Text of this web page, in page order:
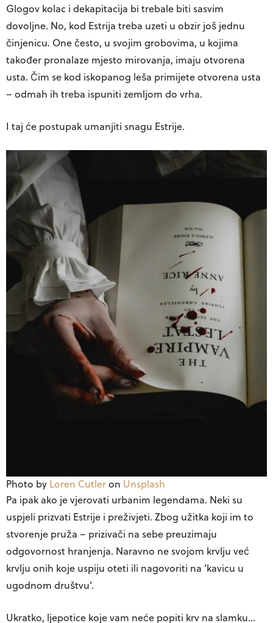
Glogov kolac i dekapitacija bi trebale biti sasvim
dovoljne. No, kod Estrija treba uzeti u obzir još jednu
činjenicu. One često, u svojim grobovima, u kojima
također pronalaze mjesto mirovanja, imaju otvorena
usta. Čim se kod iskopanog leša primijete otvorena usta
– odmah ih treba ispuniti zemljom do vrha.
I taj će postupak umanjiti snagu Estrije.
Photo by Loren Cutleron Unsplash
Pa ipak ako je vjerovati urbanim legendama. Neki su
uspjeli prizvati Estrije i preživjeti. Zbog užitka koji im to
stvorenje pruža – prizivači na sebe preuzimaju
odgovornost hranjenja. Naravno ne svojom krvlju već
krvlju onih koje uspiju oteti ili nagovoriti na ‘kavicu u
ugodnom društvu’.
Ukratko, ljepotice koje vam neće popiti krv na slamku…